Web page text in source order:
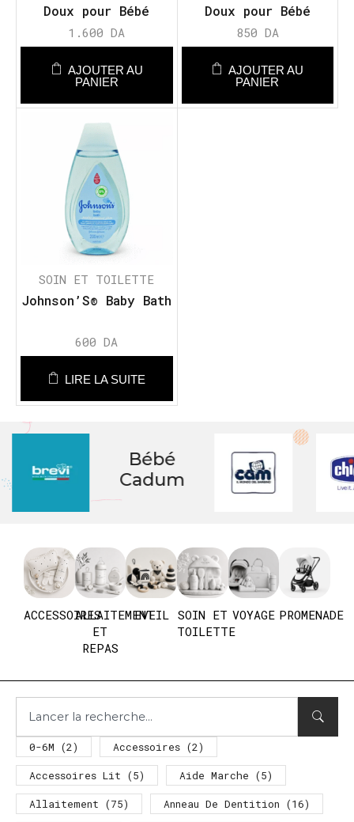
Doux pour Bébé
Sensation Naturelle
1.600DA
AJOUTER AU
PANIER
Doux pour Bébé
Sensation Naturelle
850 DA
AJOUTER AU
PANIER
SOIN ET TOILETTE
Johnson’S® Baby Bath
600DA
LIRE LA SUITE
Bébé
Cadum
ACCESSOIRESALLAITEMENT
ET
REPAS
EVEIL SOIN ET
TOILETTE
VOYAGE PROMENADE
0-6M (2) Accessoires (2)
Accessoires Lit (5) Aide Marche (5)
Allaitement (75) Anneau De Dentition (16)